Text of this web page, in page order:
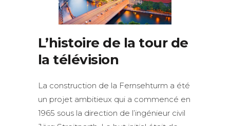
L’histoire de la tour de
la télévision
La construction de la Fernsehturm a été
un projet ambitieux qui a commencé en
1965 sous la direction de l’ingénieur civil